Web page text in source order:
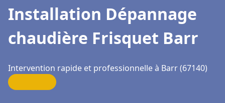
Installation Dépannage
chaudière Frisquet Barr
Intervention rapide et professionnelle à Barr (67140)